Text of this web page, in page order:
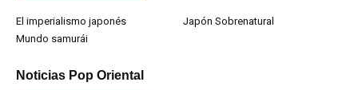
El imperialismo japonés
Japón Sobrenatural
Mundo samurái
Noticias Pop Oriental